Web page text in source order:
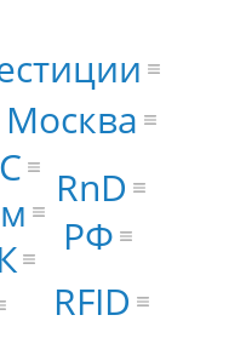
RFID
РФ
RnD